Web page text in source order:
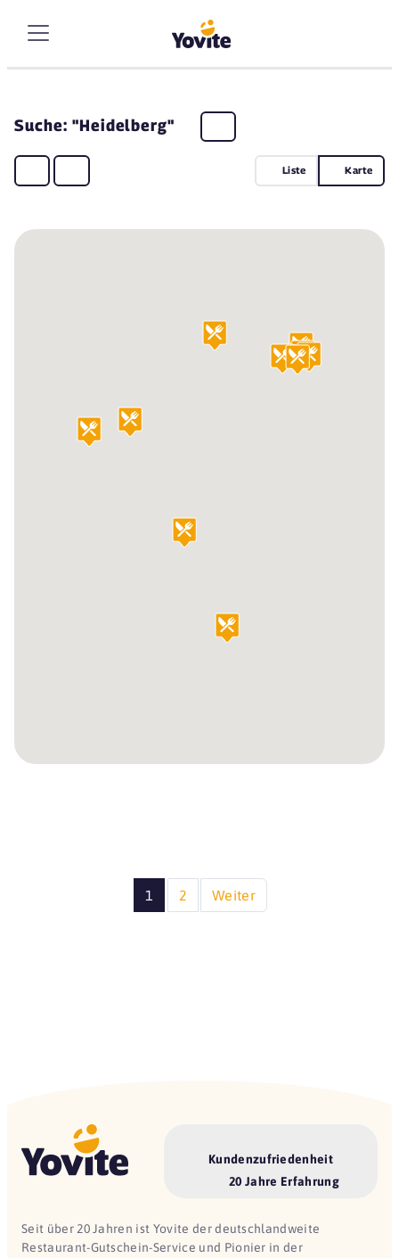
Suche: "Heidelberg"
Liste Karte
1 2 Weiter
Kundenzufriedenheit
20 Jahre Erfahrung
Seit über 20 Jahren ist Yovite der deutschlandweite
Restaurant-Gutschein-Service und Pionier in der